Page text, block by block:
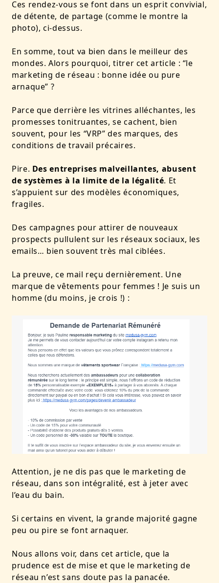
Ces rendez-vous se font dans un esprit convivial,
de détente, de partage (comme le montre la
photo), ci-dessus.
En somme, tout va bien dans le meilleur des
mondes.Alors pourquoi, titrer cet article : “le
marketing de réseau : bonne idée ou pure
arnaque” ?
Parce que derrière les vitrines alléchantes, les
promesses tonitruantes, se cachent, bien
souvent, pour les “VRP” des marques, des
conditions de travail précaires.
Pire. Des entreprises malveillantes, abusent
de systèmes à la limite de la légalité. Et
s’appuient sur des modèles économiques,
fragiles.
Des campagnes pour attirer de nouveaux
prospects pullulent sur les réseaux sociaux, les
emails… bien souvent très mal ciblées.
La preuve, ce mail reçu dernièrement. Une
marque de vêtements pour femmes ! Je suis un
homme (du moins, je crois !) :
Attention, je ne dis pas que le marketing de
réseau, dans son intégralité, est à jeter avec
l’eau du bain.
Si certains en vivent, la grande majorité gagne
peu ou pire se font arnaquer.
Nous allons voir, dans cet article, que la
prudence est de mise et que le marketing de
réseau n’est sans doute pas la panacée.